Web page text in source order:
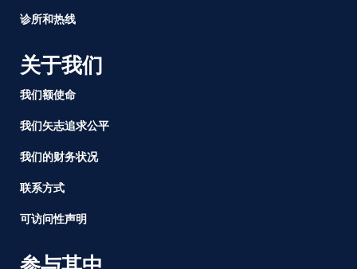
诊所和热线
关于我们
我们额使命
我们矢志追求公平
我们的财务状况
联系方式
可访问性声明
参与其中